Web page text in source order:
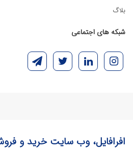
بلاگ
شبکه های اجتماعی
افرافایل، وب سایت خرید و